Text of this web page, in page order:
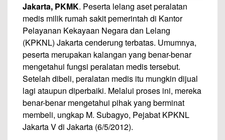
Jakarta, PKMK. Peserta lelang aset peralatan
medis milik rumah sakit pemerintah di Kantor
Pelayanan Kekayaan Negara dan Lelang
(KPKNL) Jakarta cenderung terbatas. Umumnya,
peserta merupakan kalangan yang benar-benar
mengetahui fungsi peralatan medis tersebut.
Setelah dibeli, peralatan medis itu mungkin dijual
lagi ataupun diperbaiki. Melalui proses ini, mereka
benar-benar mengetahui pihak yang berminat
membeli, ungkap M. Subagyo, Pejabat KPKNL
Jakarta V di Jakarta (6/5/2012).